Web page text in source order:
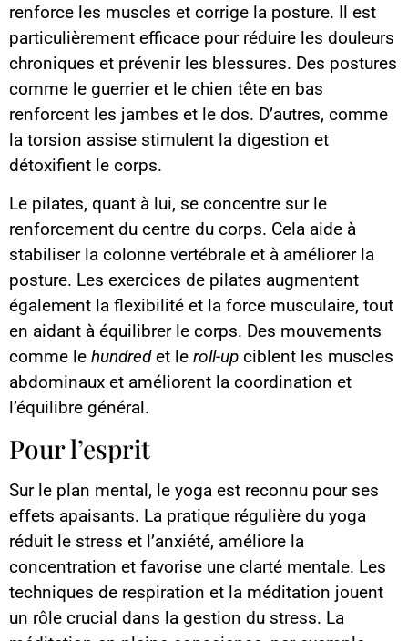
renforce les muscles et corrige la posture. Il est
particulièrement efficace pour réduire les douleurs
chroniques et prévenir les blessures. Des postures
comme le guerrier et le chien tête en bas
renforcent les jambes et le dos. D’autres, comme
la torsion assise stimulent la digestion et
détoxifient le corps.
Le pilates, quant à lui, se concentre sur le
renforcement du centre du corps. Cela aide à
stabiliser la colonne vertébrale et à améliorer la
posture. Les exercices de pilates augmentent
également la flexibilité et la force musculaire, tout
en aidant à équilibrer le corps. Des mouvements
comme le hundredet le roll-up ciblent les muscles
abdominaux et améliorent la coordination et
l’équilibre général.
Pour l’esprit
Sur le plan mental, le yoga est reconnu pour ses
effets apaisants. La pratique régulière du yoga
réduit le stress et l’anxiété, améliore la
concentration et favorise une clarté mentale. Les
techniques de respiration et la méditation jouent
un rôle crucial dans la gestion du stress. La